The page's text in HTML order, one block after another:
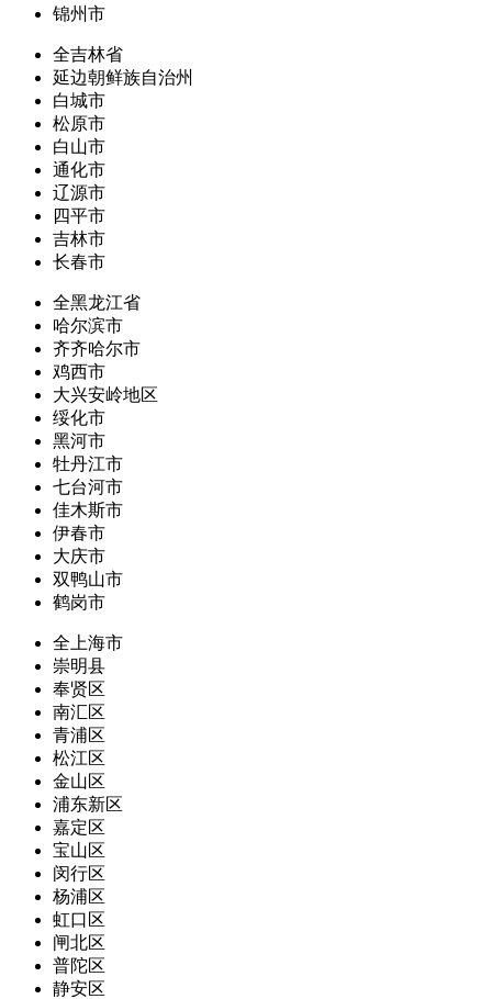
锦州市
全吉林省
延边朝鲜族自治州
白城市
松原市
白山市
通化市
辽源市
四平市
吉林市
长春市
全黑龙江省
哈尔滨市
齐齐哈尔市
鸡西市
大兴安岭地区
绥化市
黑河市
牡丹江市
七台河市
佳木斯市
伊春市
大庆市
双鸭山市
鹤岗市
全上海市
崇明县
奉贤区
南汇区
青浦区
松江区
金山区
浦东新区
嘉定区
宝山区
闵行区
杨浦区
虹口区
闸北区
普陀区
静安区